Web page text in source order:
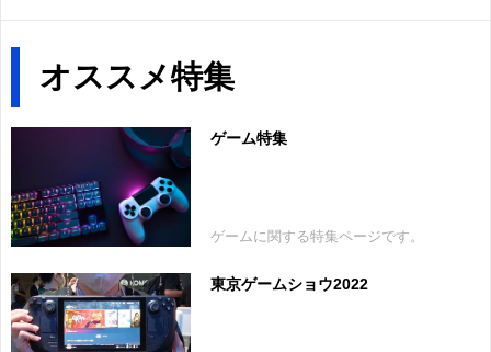
オススメ特集
ゲーム特集
ゲームに関する特集ページです。
東京ゲームショウ2022